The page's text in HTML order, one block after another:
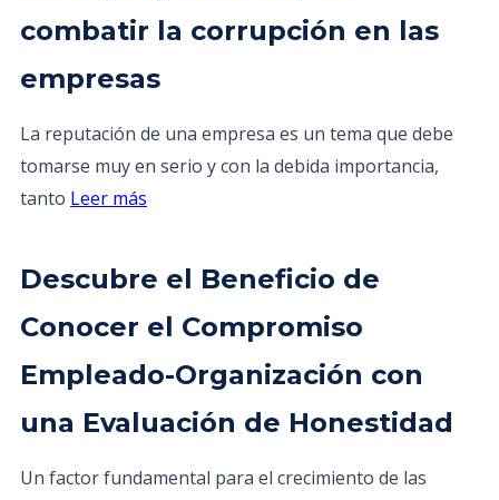
combatir la corrupción en las
empresas
La reputación de una empresa es un tema que debe
tomarse muy en serio y con la debida importancia,
tanto Leer más
Descubre el Beneficio de
Conocer el Compromiso
Empleado-Organización con
una Evaluación de Honestidad
Un factor fundamental para el crecimiento de las